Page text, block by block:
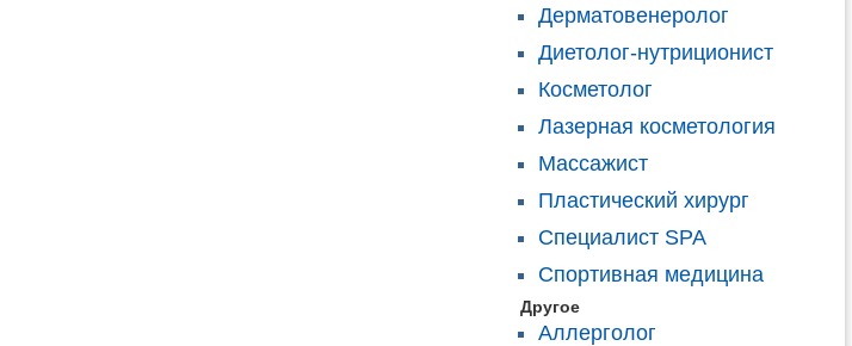
Дерматовенеролог
Диетолог-нутриционист
Косметолог
Лазерная косметология
Массажист
Пластический хирург
Специалист SPA
Спортивная медицина
Другое
Аллерголог